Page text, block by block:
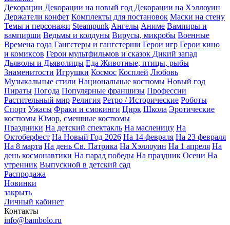
Декорации Декорации на новый год Декорации на Хэллоуин
Держатели конфет Комплекты для постановок Маски на стену
Темы и персонажи Steampunk Ангелы Аниме Вампиры и
вампирши Ведьмы и колдуны Вирусы, микробы Военные
Времена года Гангстеры и гангстерши Герои игр Герои кино
и комиксов Герои мультфильмов и сказок Дикий запад
Дьяволы и Дьяволицы Еда Животные, птицы, рыбы
Знаменитости Игрушки Космос Косплей Любовь
Музыкальные стили Национальные костюмы Новый год
Пираты Погода Популярные франшизы Профессии
Растительный мир Религия Ретро / Исторические Роботы
Спорт Ужасы Фраки и смокинги Цирк Школа Эротические
костюмы Юмор, смешные костюмы
Праздники На детский спектакль На масленицу На
Октоберфест На Новый Год 2026 На 14 февраля На 23 февраля
На 8 марта На день Св. Патрика На Хэллоуин На 1 апреля На
день космонавтики На парад победы На праздник Осени На
утренник Выпускной в детский сад
Распродажа
Новинки
закрыть
Личный кабинет
Контакты
info@bambolo.ru